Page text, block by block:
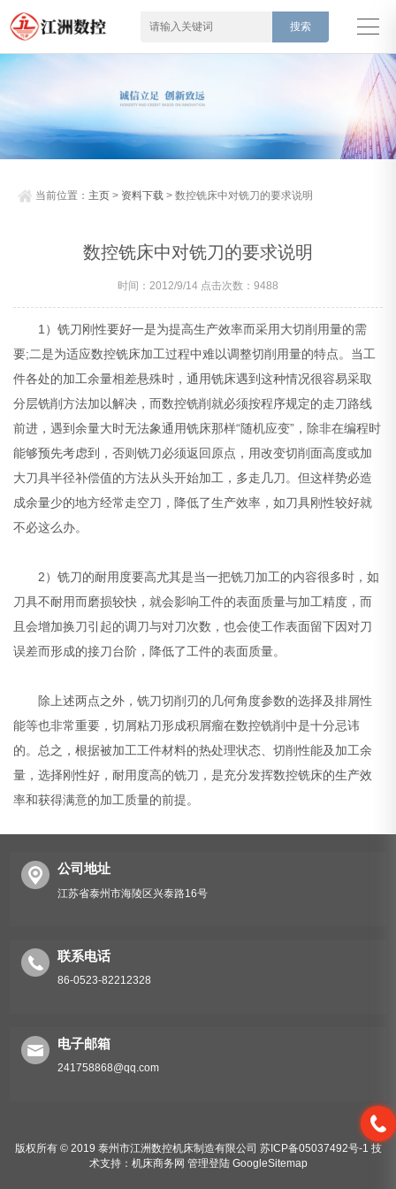
当前位置： 主页 > 资料下载 > 数控铣床中对铣刀的要求说明
数控铣床中对铣刀的要求说明
时间：2012/9/14 点击次数：9488
1）铣刀刚性要好一是为提高生产效率而采用大切削用量的需
要;二是为适应数控铣床加工过程中难以调整切削用量的特点。当工
件各处的加工余量相差悬殊时，通用铣床遇到这种情况很容易采取
分层铣削方法加以解决，而数控铣削就必须按程序规定的走刀路线
前进，遇到余量大时无法象通用铣床那样“随机应变”，除非在编程时
能够预先考虑到，否则铣刀必须返回原点，用改变切削面高度或加
大刀具半径补偿值的方法从头开始加工，多走几刀。但这样势必造
成余量少的地方经常走空刀，降低了生产效率，如刀具刚性较好就
不必这么办。
2）铣刀的耐用度要高尤其是当一把铣刀加工的内容很多时，如
刀具不耐用而磨损较快，就会影响工件的表面质量与加工精度，而
且会增加换刀引起的调刀与对刀次数，也会使工作表面留下因对刀
误差而形成的接刀台阶，降低了工件的表面质量。
除上述两点之外，铣刀切削刃的几何角度参数的选择及排屑性
能等也非常重要，切屑粘刀形成积屑瘤在数控铣削中是十分忌讳
的。总之，根据被加工工件材料的热处理状态、切削性能及加工余
量，选择刚性好，耐用度高的铣刀，是充分发挥数控铣床的生产效
率和获得满意的加工质量的前提。
公司地址
江苏省泰州市海陵区兴泰路16号
联系电话
86-0523-82212328
电子邮箱
241758868@qq.com
版权所有 © 2019 泰州市江洲数控机床制造有限公司 苏ICP备05037492号-1 技
术支持： 机床商务网 管理登陆 GoogleSitemap